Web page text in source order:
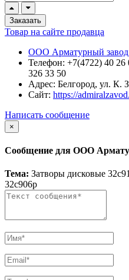
Заказать
Товар на сайте продавца
ООО Арматурный
Телефон: +7(4722) 40 26
326 33 50
Адрес: Белгород, ул. К.
Сайт: https://
Написать сообщение
×
Сообщение для ООО
Тема: Затворы дисковые
32с906р